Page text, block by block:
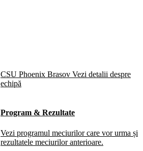
CSU Phoenix Brasov Vezi detalii despre
echipă
Program & Rezultate
Vezi programul meciurilor care vor urma și
rezultatele meciurilor anterioare.